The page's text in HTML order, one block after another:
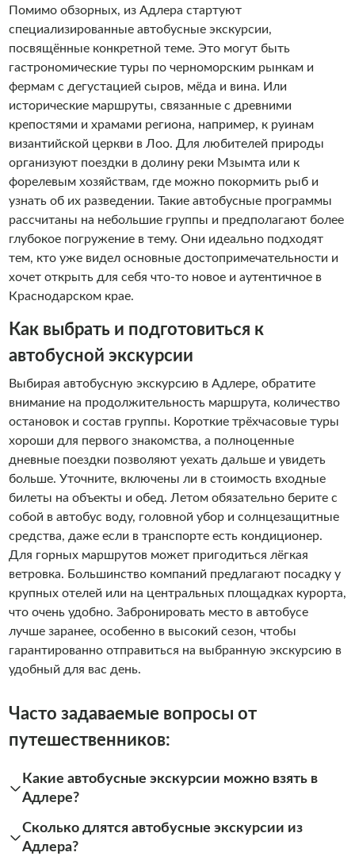
Помимо обзорных, из Адлера стартуют
специализированные автобусные экскурсии,
посвящённые конкретной теме. Это могут быть
гастрономические туры по черноморским рынкам и
фермам с дегустацией сыров, мёда и вина. Или
исторические маршруты, связанные с древними
крепостями и храмами региона, например, к руинам
византийской церкви в Лоо. Для любителей природы
организуют поездки в долину реки Мзымта или к
форелевым хозяйствам, где можно покормить рыб и
узнать об их разведении. Такие автобусные программы
рассчитаны на небольшие группы и предполагают более
глубокое погружение в тему. Они идеально подходят
тем, кто уже видел основные достопримечательности и
хочет открыть для себя что-то новое и аутентичное в
Краснодарском крае.
Как выбрать и подготовиться к
автобусной экскурсии
Выбирая автобусную экскурсию в Адлере, обратите
внимание на продолжительность маршрута, количество
остановок и состав группы. Короткие трёхчасовые туры
хороши для первого знакомства, а полноценные
дневные поездки позволяют уехать дальше и увидеть
больше. Уточните, включены ли в стоимость входные
билеты на объекты и обед. Летом обязательно берите с
собой в автобус воду, головной убор и солнцезащитные
средства, даже если в транспорте есть кондиционер.
Для горных маршрутов может пригодиться лёгкая
ветровка. Большинство компаний предлагают посадку у
крупных отелей или на центральных площадках курорта,
что очень удобно. Забронировать место в автобусе
лучше заранее, особенно в высокий сезон, чтобы
гарантированно отправиться на выбранную экскурсию в
удобный для вас день.
Часто задаваемые вопросы от
путешественников:
Какие автобусные экскурсии можно взять в
Адлере?
Сколько длятся автобусные экскурсии из
Адлера?